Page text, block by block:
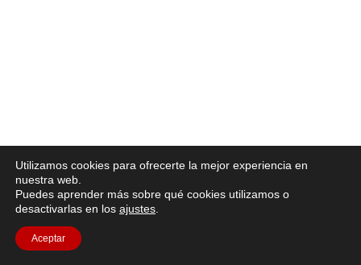
Utilizamos cookies para ofrecerte la mejor experiencia en
nuestra web.
Puedes aprender más sobre qué cookies utilizamos o
desactivarlas en los ajustes
Aceptar